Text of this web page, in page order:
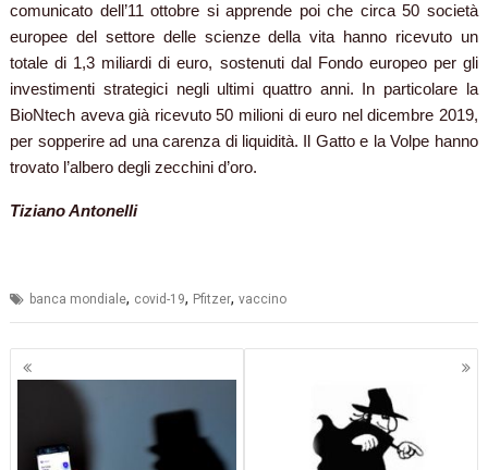
comunicato dell’11 ottobre si apprende poi che circa 50 società
europee del settore delle scienze della vita hanno ricevuto un
totale di 1,3 miliardi di euro, sostenuti dal Fondo europeo per gli
investimenti strategici negli ultimi quattro anni. In particolare la
BioNtech aveva già ricevuto 50 milioni di euro nel dicembre 2019,
per sopperire ad una carenza di liquidità. Il Gatto e la Volpe hanno
trovato l’albero degli zecchini d’oro.
Tiziano Antonelli
banca mondiale, covid-19, Pfitzer,vaccino
Navigazione
articoli